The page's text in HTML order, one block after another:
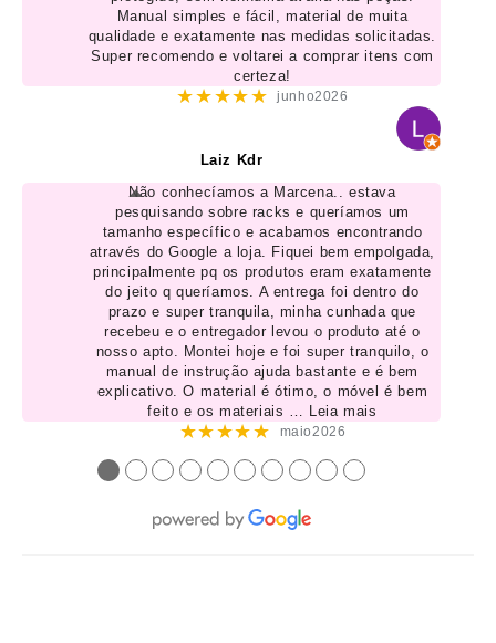
Manual simples e fácil, material de muita
qualidade e exatamente nas medidas solicitadas.
Super recomendo e voltarei a comprar itens com
certeza!
★★★★★ junho2026
Laiz Kdr
Não conhecíamos a Marcena.. estava
pesquisando sobre racks e queríamos um
tamanho específico e acabamos encontrando
através do Google a loja. Fiquei bem empolgada,
principalmente pq os produtos eram exatamente
do jeito q queríamos. A entrega foi dentro do
prazo e super tranquila, minha cunhada que
recebeu e o entregador levou o produto até o
nosso apto. Montei hoje e foi super tranquilo, o
manual de instrução ajuda bastante e é bem
explicativo. O material é ótimo, o móvel é bem
feito e os materiais … Leia mais
★★★★★ maio2026
●●●●●●●●●●